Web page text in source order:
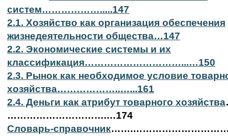
систем……………….....147
2.1. Хозяйство как организация обеспечения
жизнедеятельности общества…147
2.2. Экономические системы и их
классификация…………………………...…150
2.3. Рынок как необходимое условие
хозяйства………………..…...161
2.4. Деньги как атрибут товарного хозяйства
………………………….…174
Словарь-справочник